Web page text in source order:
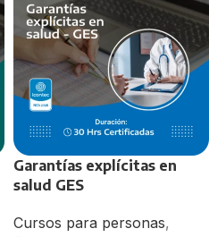
Garantías explícitas en
salud GES
Cursos para personas,